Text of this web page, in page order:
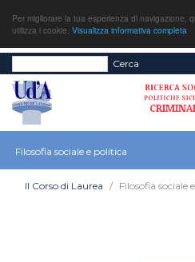
Per migliorare la tua esperienza di navigazione,
utilizza i cookie. Visualizza informativa completa
Cerca
Filosofia sociale e politica
Il Corso di Laurea Filosofia sociale